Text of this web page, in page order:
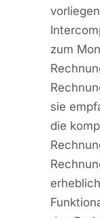
zum
sie
die